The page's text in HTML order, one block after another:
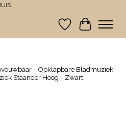
Verlanglijst
- Opklapbare Bladmuziek
Staander Hoog - Zwart